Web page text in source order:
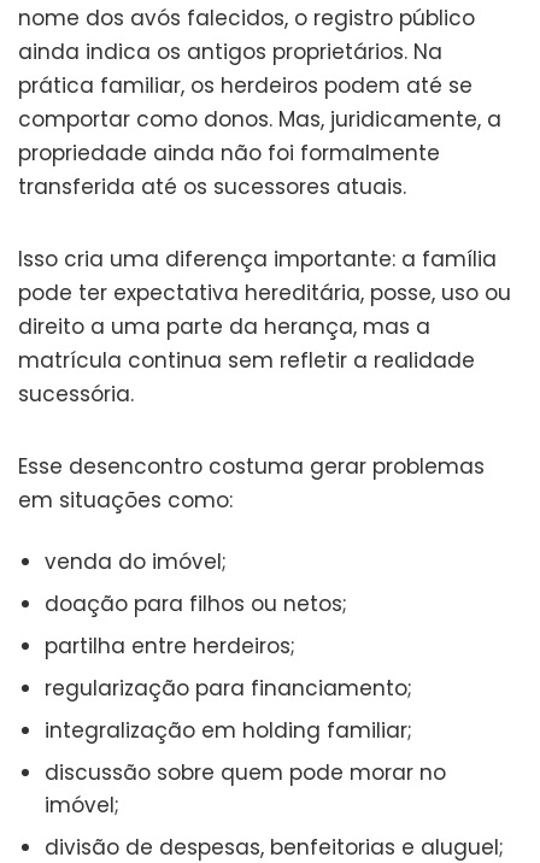
nome dos avós falecidos, o registro público
ainda indica os antigos proprietários. Na
prática familiar, os herdeiros podem até se
comportar como donos. Mas, juridicamente, a
propriedade ainda não foi formalmente
transferida até os sucessores atuais.
Isso cria uma diferença importante: a família
pode ter expectativa hereditária, posse, uso ou
direito a uma parte da herança, mas a
matrícula continua sem refletir a realidade
sucessória.
Esse desencontro costuma gerar problemas
em situações como:
venda do imóvel;
doação para filhos ou netos;
partilha entre herdeiros;
regularização para financiamento;
integralização em holding familiar;
discussão sobre quem pode morar no
imóvel;
divisão de despesas, benfeitorias e aluguel;